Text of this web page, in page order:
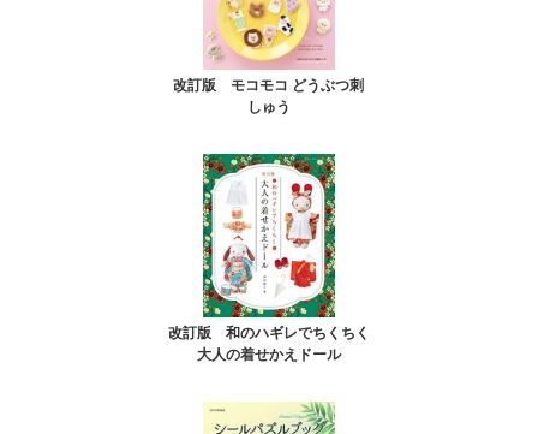
改訂版 モコモコ どうぶつ刺
しゅう
改訂版 和のハギレでちくちく
大人の着せかえドール